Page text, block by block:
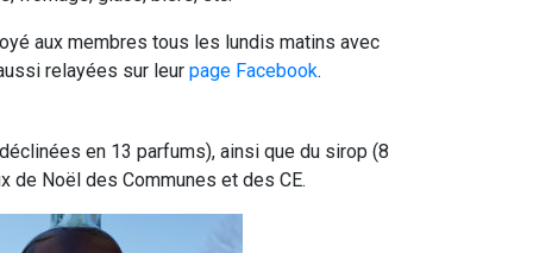
aux membres tous les lundis matins avec
relayées sur leur page Facebook.
en 13 parfums), ainsi que du sirop (8
de Noël des Communes et des CE.